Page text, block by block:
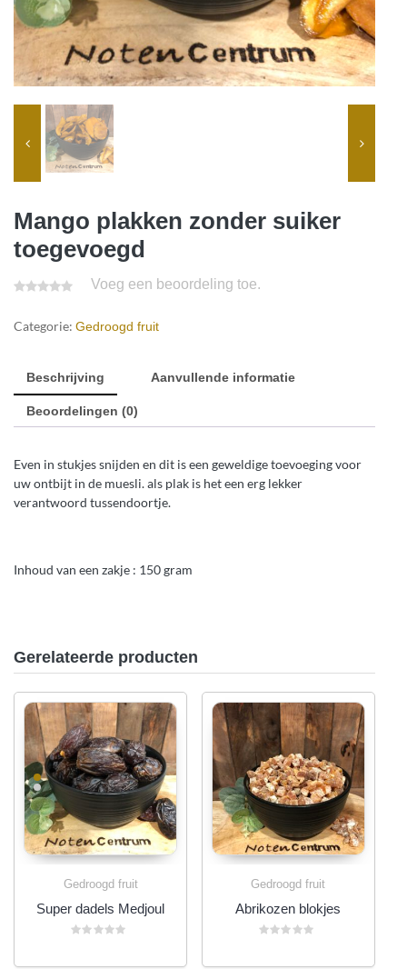
Mango plakken zonder suiker
toegevoegd
Voeg een beoordeling toe.
Categorie: Gedroogd fruit
Beschrijving Aanvullende informatie
Beoordelingen (0)
Even in stukjes snijden en dit is een geweldige toevoeging voor
uw ontbijt in de muesli. als plak is het een erg lekker
verantwoord tussendoortje.
Inhoud van een zakje : 150 gram
Gerelateerde producten
Gedroogd fruit
Super dadels Medjoul
Gedroogd fruit
Abrikozen blokjes